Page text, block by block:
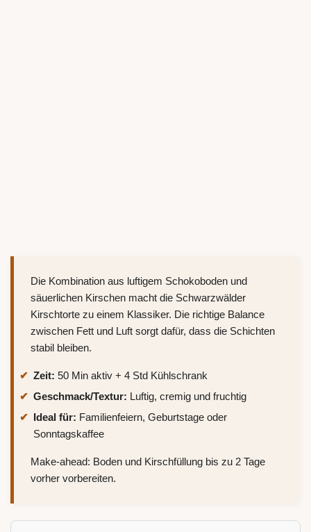
Die Kombination aus luftigem Schokoboden und
säuerlichen Kirschen macht die Schwarzwälder
Kirschtorte zu einem Klassiker. Die richtige Balance
zwischen Fett und Luft sorgt dafür, dass die Schichten
stabil bleiben.
Zeit: 50 Min aktiv + 4 Std Kühlschrank
Geschmack/Textur: Luftig, cremig und fruchtig
Ideal für: Familienfeiern, Geburtstage oder
Sonntagskaffee
Make-ahead: Boden und Kirschfüllung bis zu 2 Tage
vorher vorbereiten.